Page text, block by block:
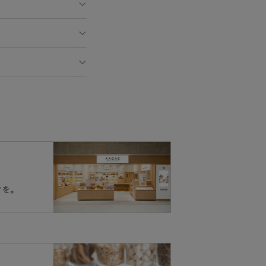
ム塩、霊芝末、ナ
酵ウコン末、カ
ツロウ、ビタミン
い。
問題ありません。